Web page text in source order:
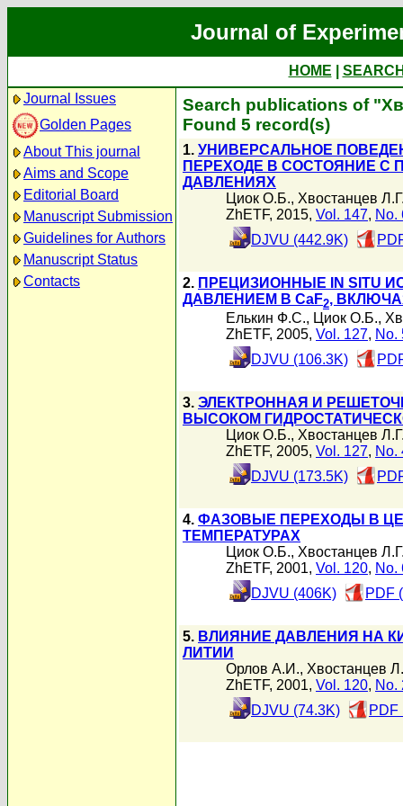
Journal of
HOME
Journal Issues
Golden Pages
About This journal
Aims and Scope
Editorial Board
Manuscript Submission
Guidelines for Authors
Manuscript Status
Contacts
Search publications of
Found 5 record(s)
1. УНИВЕРСАЛЬНОЕ
ПЕРЕХОДЕ В СОСТОЯНИЕ
ДАВЛЕНИЯХ
Циок О.Б., Хвостанцев
ZhETF, 2015, Vol. 147, No.
DJVU (442.9K)
2. ПРЕЦИЗИОННЫЕ IN SITU
ДАВЛЕНИЕМ В CaF2,
Елькин Ф.С., Циок О.Б.,
ZhETF, 2005, Vol. 127, No.
DJVU (106.3K)
3. ЭЛЕКТРОННАЯ И
ВЫСОКОМ
Циок О.Б., Хвостанцев
ZhETF, 2005, Vol. 127, No.
DJVU (173.5K)
4. ФАЗОВЫЕ ПЕРЕХОДЫ В
ТЕМПЕРАТУРАХ
Циок О.Б., Хвостанцев
ZhETF, 2001, Vol. 120, No.
DJVU (406K)
PDF
5. ВЛИЯНИЕ ДАВЛЕНИЯ НА
ЛИТИИ
Орлов А.И., Хвостанцев
ZhETF, 2001, Vol. 120, No.
DJVU (74.3K)
PDF